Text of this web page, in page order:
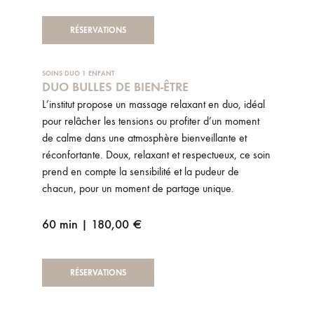
RÉSERVATIONS
SOINS DUO 1 ENFANT
DUO BULLES DE BIEN-ÊTRE
L’institut propose un massage relaxant en duo, idéal
pour relâcher les tensions ou profiter d’un moment
de calme dans une atmosphère bienveillante et
réconfortante. Doux, relaxant et respectueux, ce soin
prend en compte la sensibilité et la pudeur de
chacun, pour un moment de partage unique.
60 min | 180,00 €
RÉSERVATIONS